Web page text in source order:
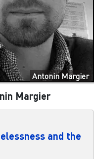
Antonin Margier
Margier
and the